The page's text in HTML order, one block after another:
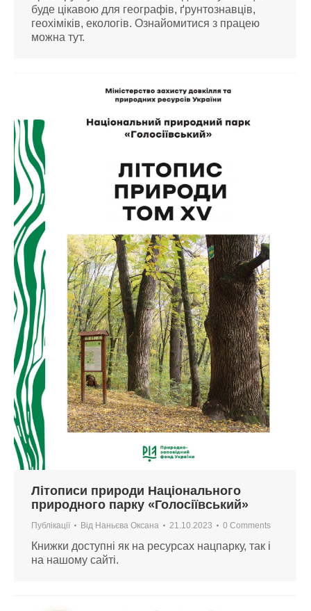
буде цікавою для географів, ґрунтознавців,
геохіміків, екологів. Ознайомитися з працею
можна тут.
Літописи природи Національного
природного парку «Голосіївський»
Публікації Від Наньєва Оксана 21.10.2023 0 Comments
Книжки доступні як на ресурсах нацпарку, так і
на нашому сайті.